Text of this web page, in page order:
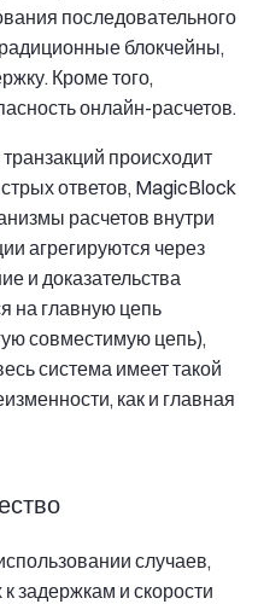
последовательного
блокчейны,
Кроме того,
онлайн-расчетов.
происходит
ответов, MagicBlock
расчетов внутри
агрегируются через
и доказательства
на главную цепь
совместимую цепь),
система имеет такой
как и главная
случаев,
задержкам и скорости